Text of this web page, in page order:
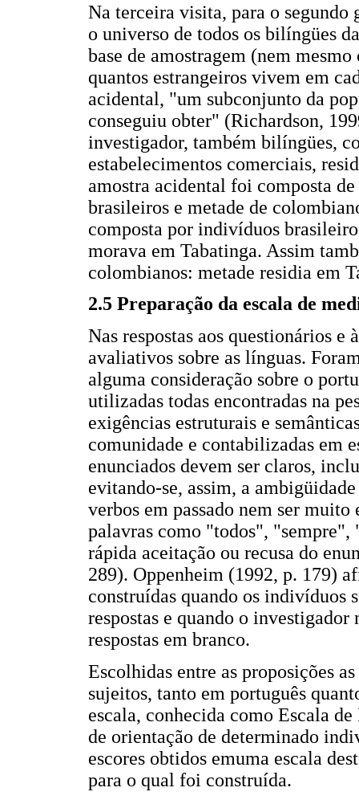
Na terceira visita, para o segundo
o universo de todos os bilíngües
base de amostragem (nem
quantos estrangeiros vivem em
acidental, "um subconjunto da
conseguiu obter" (Richardson,
investigador, também bilíngües,
estabelecimentos comerciais,
amostra acidental foi composta
brasileiros e metade de
composta por indivíduos
morava em Tabatinga. Assim
colombianos: metade residia em
2.5 Preparação da escala de
Nas respostas aos questionários e
avaliativos sobre as línguas.
alguma consideração sobre o
utilizadas todas encontradas na
exigências estruturais e
comunidade e contabilizadas em
enunciados devem ser claros,
evitando-se, assim, a
verbos em passado nem ser
palavras como "todos",
rápida aceitação ou recusa do
289). Oppenheim (1992, p. 179)
construídas quando os indivíduos
respostas e quando o
respostas em branco.
Escolhidas entre as proposições
sujeitos, tanto em português
escala, conhecida como Escala
de orientação de determinado
escores obtidos emuma escala
para o qual foi construída.